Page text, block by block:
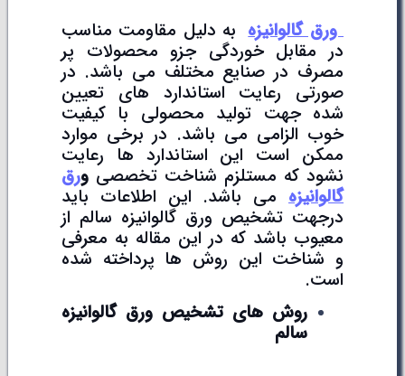
ورق گالوانیزهبه دلیل مقاومت مناسب
در مقابل خوردگی جزو محصولات پر
مصرف در صنایع مختلف می باشد. در
صورتی رعایت استاندارد های تعیین
شده جهت تولید محصولی با کیفیت
خوب الزامی می باشد. در برخی موارد
ممکن است این استاندارد ها رعایت
نشود که مستلزم شناخت تخصصی ورق
گالوانیزه می باشد. این اطلاعات باید
درجهت تشخیص ورق گالوانیزه سالم از
معیوب باشد که در این مقاله به معرفی
و شناخت این روش ها پرداخته شده
است.
روش های تشخیص ورق گالوانیزه
سالم